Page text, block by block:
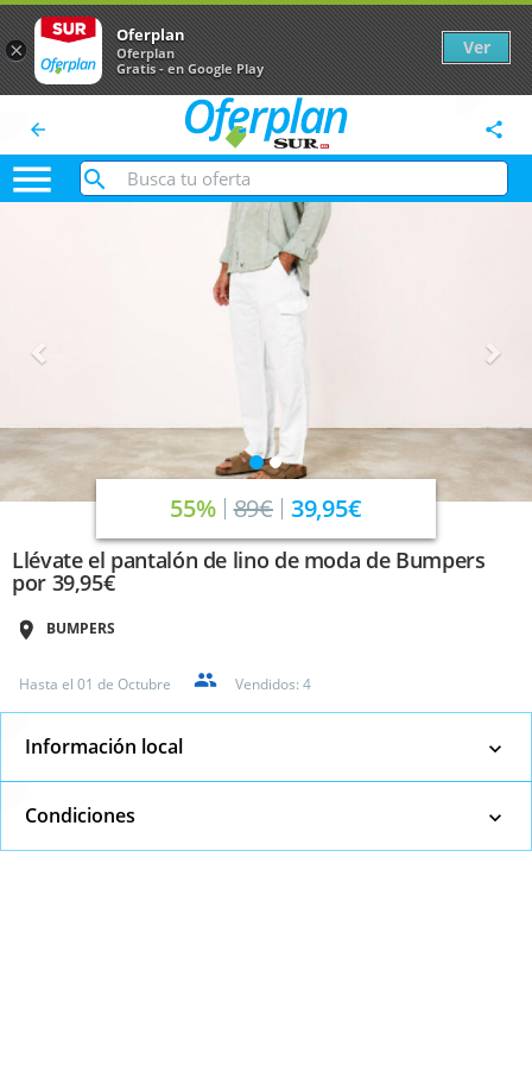
arrow_back share

55% 89€ 39,95€
Llévate el pantalón de lino de moda de Bumpers
por 39,95€
BUMPERS
Hasta el 01 de Octubre Vendidos: 4
Información local
Condiciones
×
Oferplan
Oferplan
Gratis - en Google Play
Ver